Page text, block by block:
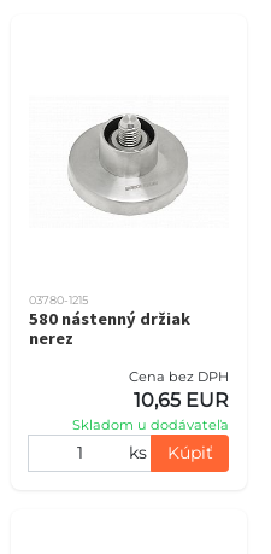
03780-1215
580 nástenný držiak
nerez
Cena bez DPH
10,65 EUR
Skladom u dodávateľa
ks Kúpiť